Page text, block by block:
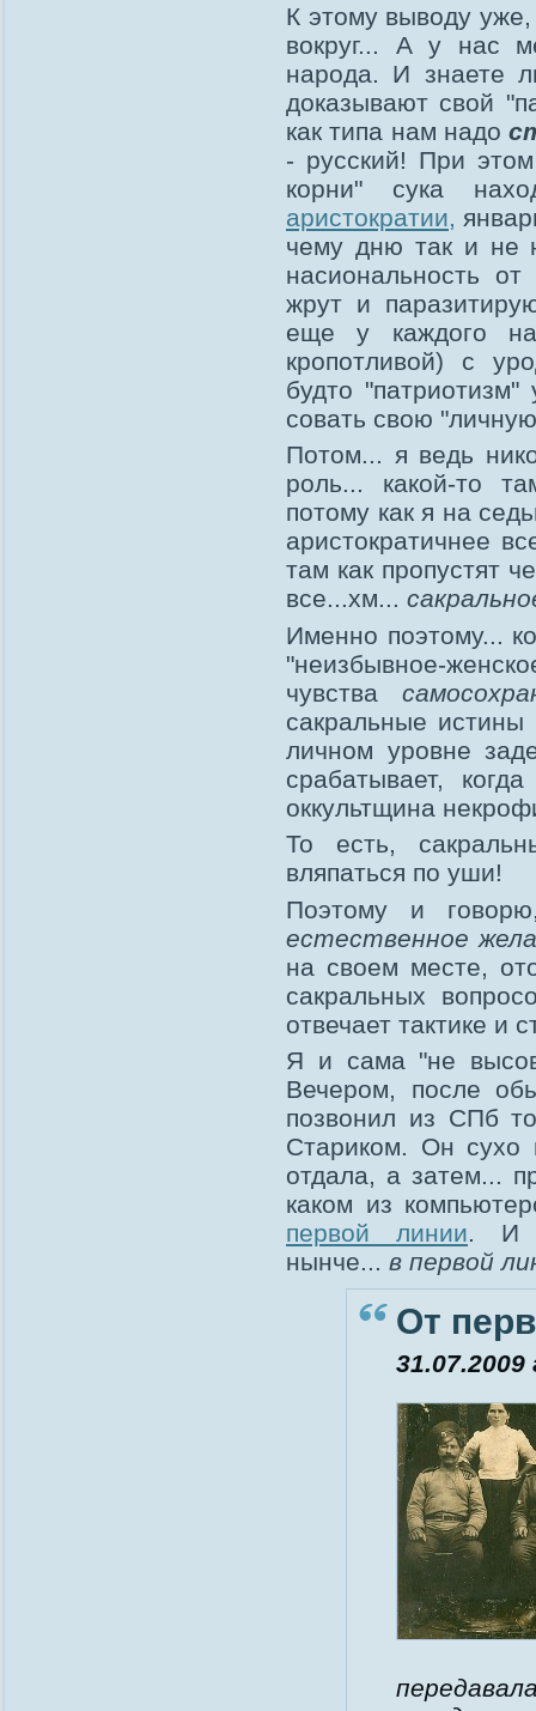
К этому выводу уже,
вокруг... А у нас
народа. И знаете
доказывают свой
как типа нам надо
- русский! При этом
корни" сука
аристократии,
чему дню так и не
насиональность от
жрут и
еще у каждого
кропотливой) с
будто
совать свою
Потом... я ведь
роль... какой-то
потому как я на
аристократичнее
там как пропустят
все...хм...
Именно поэтому...
"неизбывное-
чувства
сакральные
личном уровне
срабатывает,
оккультщина
То есть,
вляпаться по уши!
Поэтому и
естественное
на своем месте,
сакральных
отвечает тактике и
Я и сама "не
Вечером, после
позвонил из СПб
Стариком. Он сухо
отдала, а затем...
каком из
первой линии. И
нынче... в первой
От
31.07.2009